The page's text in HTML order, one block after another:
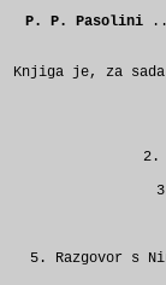
P. P. Pasolini
Knjiga je, za
2.
5. Razgovor s